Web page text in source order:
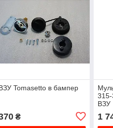
Tomasetto в бампер
₴
ВЗУ
1